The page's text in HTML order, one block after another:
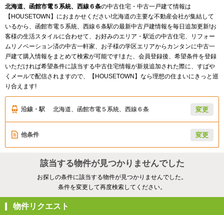
北海道、函館市電５系統、西線６条の中古住宅・中古一戸建て情報は
【HOUSETOWN】におまかせください!北海道の主要な不動産会社が集結して
いるから、函館市電５系統、西線６条駅の最新中古戸建情報を毎日追加更新!お
客様の生活スタイルに合わせて、お好みのエリア・駅近の中古住宅、リフォー
ムリノベーション済の中古一軒家、お子様の学区エリアからカンタンに中古一
戸建て購入情報をまとめて検索が可能です!また、会員登録後、希望条件を登録
いただければ希望条件に該当する中古住宅情報が新規追加された際に、すばや
くメールで配信されますので、【HOUSETOWN】なら理想の住まいにきっと巡
り合えます!
沿線・駅 北海道、函館市電５系統、西線６条 変更
他条件 変更
該当する物件が見つかりませんでした
お探しの条件に該当する物件が見つかりませんでした。
条件を変更して再度検索してください。
物件リクエスト